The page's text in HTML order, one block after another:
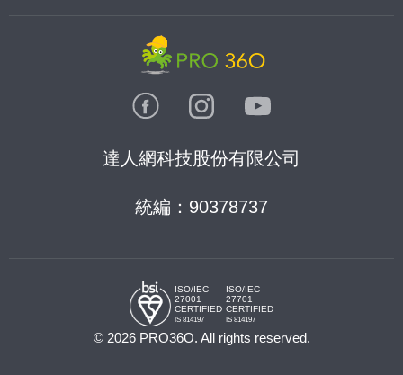
達人網科技股份有限公司
統編：90378737
ISO/IEC
27001
CERTIFIED
IS 814197
ISO/IEC
27701
CERTIFIED
IS 814197
© 2026 PRO36O. All rights reserved.